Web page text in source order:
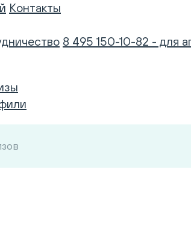
Контакты
8 495 150-10-82 - для